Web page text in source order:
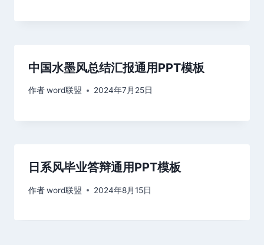
中国水墨风总结汇报通用PPT模板
作者word联盟 2024年7月25日
日系风毕业答辩通用PPT模板
作者word联盟 2024年8月15日